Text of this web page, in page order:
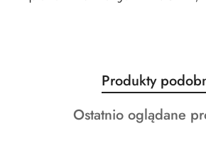
Pomiń karuzelę produktów
Produkty
o
statusie:
Produkty
Produkty
Ostatnio oglądane